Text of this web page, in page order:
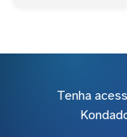
Tenha